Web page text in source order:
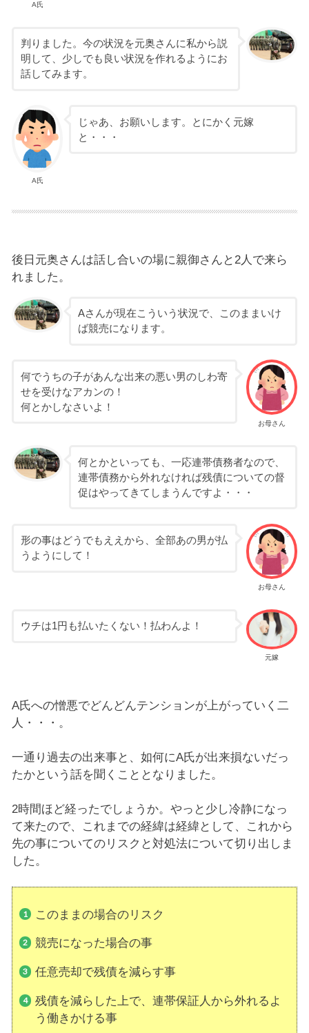
A氏
判りました。今の状況を元奥さんに私から説
明して、少しでも良い状況を作れるようにお
話してみます。
A氏
じゃあ、お願いします。とにかく元嫁
と・・・
後日元奥さんは話し合いの場に親御さんと2人で来ら
れました。
Aさんが現在こういう状況で、このままいけ
ば競売になります。
お母さん
何でうちの子があんな出来の悪い男のしわ寄
せを受けなアカンの！
何とかしなさいよ！
何とかといっても、一応連帯債務者なので、
連帯債務から外れなければ残債についての督
促はやってきてしまうんですよ・・・
お母さん
形の事はどうでもええから、全部あの男が払
うようにして！
元嫁
ウチは1円も払いたくない！払わんよ！
A氏への憎悪でどんどんテンションが上がっていく二
人・・・。
一通り過去の出来事と、如何にA氏が出来損ないだっ
たかという話を聞くこととなりました。
2時間ほど経ったでしょうか。やっと少し冷静になっ
て来たので、これまでの経緯は経緯として、これから
先の事についてのリスクと対処法について切り出しま
した。
このままの場合のリスク
競売になった場合の事
任意売却で残債を減らす事
残債を減らした上で、連帯保証人から外れるよ
う働きかける事